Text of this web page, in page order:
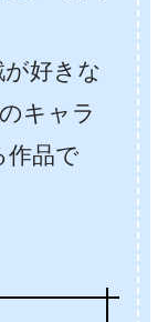
好きな
キャラ
作品で